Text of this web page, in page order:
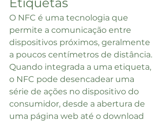
O NFC é uma tecnologia que
permite a comunicação entre
dispositivos próximos, geralmente
a poucos centímetros de distância.
Quando integrada a uma etiqueta,
o NFC pode desencadear uma
série de ações no dispositivo do
consumidor, desde a abertura de
uma página web até o download